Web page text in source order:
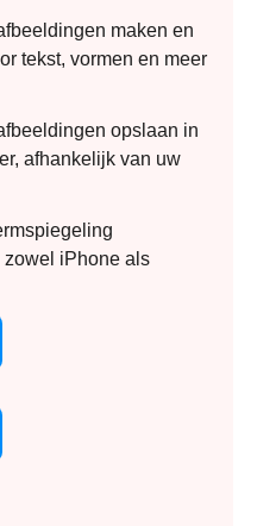
maken en
tekst, vormen en meer
opslaan in
afhankelijk van uw
zowel iPhone als